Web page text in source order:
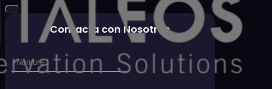
Contacta con Nosotros